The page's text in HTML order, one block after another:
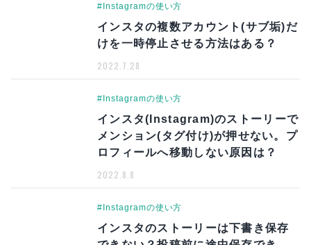
#Instagramの使い方
インスタの複数アカウント(サブ垢)だ
けを一時停止させる方法はある？
2022.7.28
#Instagramの使い方
インスタ(Instagram)のストーリーで
メンション(タグ付け)が押せない。プ
ロフィールへ移動しない原因は？
2022.8.8
#Instagramの使い方
インスタのストーリーは下書き保存